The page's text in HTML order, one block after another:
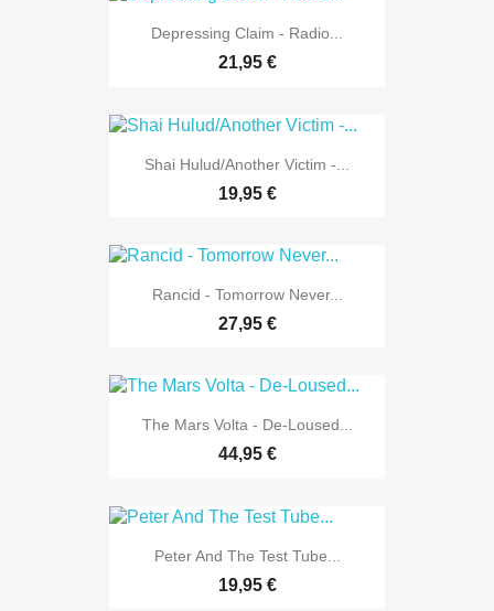
Depressing Claim - Radio...
21,95 €
Shai Hulud/Another Victim -...
19,95 €
Rancid - Tomorrow Never...
27,95 €
The Mars Volta - De-Loused...
44,95 €
Peter And The Test Tube...
19,95 €